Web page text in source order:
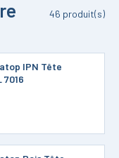
46 produit(s)
IPN Tête